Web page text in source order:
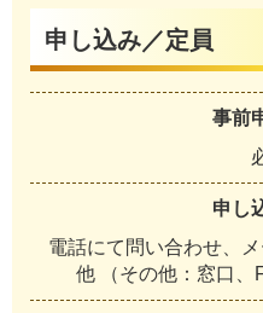
申し込み／定員
事前
申し
電話にて問い合わせ、
他 （その他：窓口、